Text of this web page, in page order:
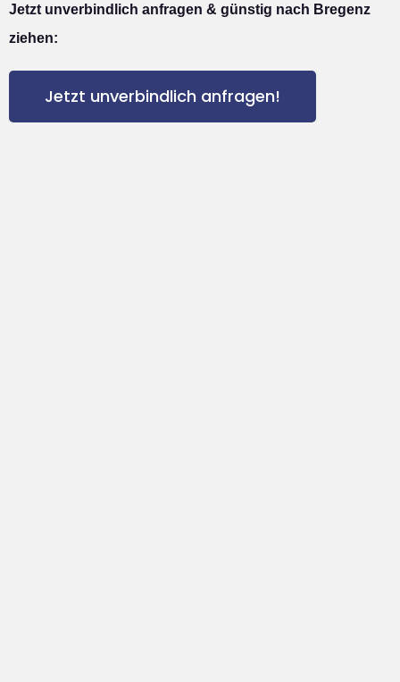
Jetzt unverbindlich anfragen & günstig nach Bregenz
ziehen:
Jetzt unverbindlich anfragen!